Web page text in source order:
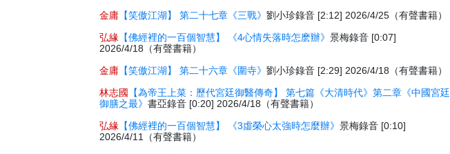
金庸 【笑傲江湖】 第二十七章《三戰》劉小珍錄音 [2:12] 2026/4/25（有聲書籍）
弘緣 【佛經裡的一百個智慧】 《4心情失落時怎麽辦》景梅錄音 [0:07]
2026/4/18（有聲書籍）
金庸 【笑傲江湖】 第二十六章《圍寺》劉小珍錄音 [2:29] 2026/4/18（有聲書籍）
林志國
【為帝王上菜：歷代宮廷御醫傳奇】 第七篇《大清時代》第二章《中國宮廷
御膳之最》書亞錄音 [0:20] 2026/4/18（有聲書籍）
弘緣 【佛經裡的一百個智慧】 《3虛榮心太強時怎麼辦》景梅錄音 [0:10]
2026/4/11（有聲書籍）